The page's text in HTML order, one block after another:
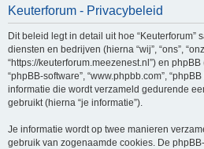
Keuterforum - Privacybeleid
Dit beleid legt in detail uit hoe “Keuterforum”
diensten en bedrijven (hierna “wij”, “ons”,
“https://keuterforum.meezenest.nl”) en phpBB
“phpBB-software”, “www.phpbb.com”,
informatie die wordt verzameld gedurende
gebruikt (hierna “je informatie”).
Je informatie wordt op twee manieren
gebruik van zogenaamde cookies. De